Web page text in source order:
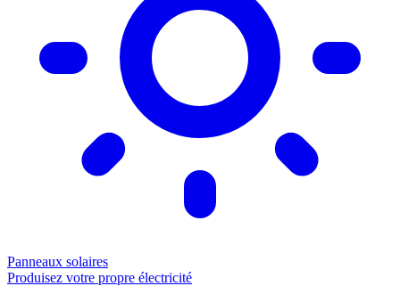
Panneaux solaires
Produisez votre propre électricité